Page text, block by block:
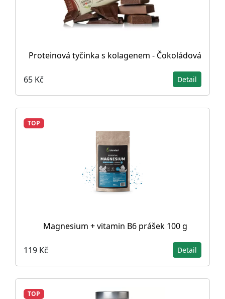
Proteinová tyčinka s kolagenem - Čokoládová
65 Kč Detail
TOP
Magnesium + vitamin B6 prášek 100 g
119 Kč Detail
TOP